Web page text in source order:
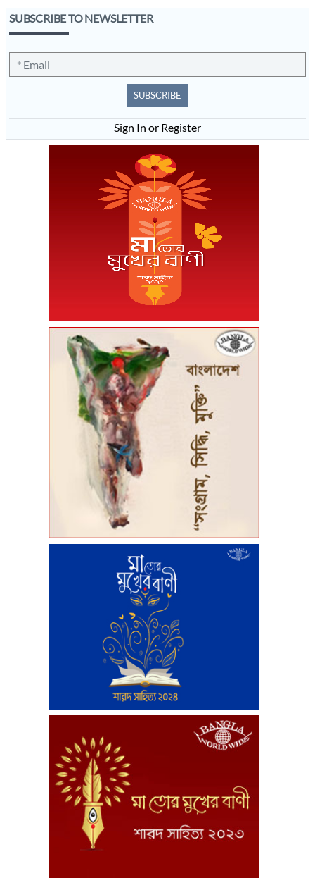
SUBSCRIBE TO NEWSLETTER
SUBSCRIBE
Sign In or Register